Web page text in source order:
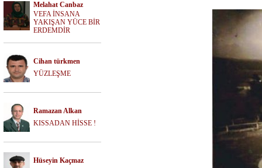
Melahat Canbaz
VEFA İNSANA
YAKIŞAN YÜCE BİR
ERDEMDİR
Cihan türkmen
YÜZLEŞME
Ramazan Alkan
KISSADAN HİSSE !
Hüseyin Kaçmaz